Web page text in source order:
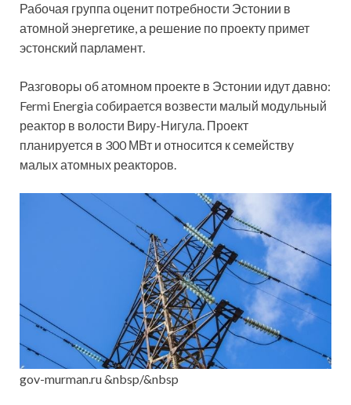
Рабочая группа оценит потребности Эстонии в
атомной энергетике, а решение по проекту примет
эстонский парламент.
Разговоры об атомном проекте в Эстонии идут давно:
Fermi Energia собирается возвести малый модульный
реактор в волости Виру-Нигула. Проект
планируется в 300 МВт и относится к семейству
малых атомных реакторов.
gov-murman.ru &nbsp/&nbsp